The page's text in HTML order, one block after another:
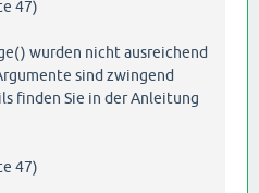
47)
wurden nicht ausreichend
sind zwingend
finden Sie in der Anleitung
47)